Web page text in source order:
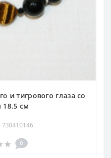
и тигрового глаза со
см
730410146
0